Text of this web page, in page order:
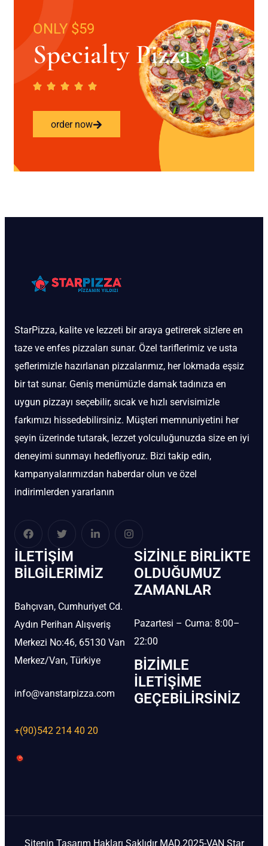
ONLY $59
Specialty Pizza
order now
StarPizza, kalite ve lezzeti bir araya getirerek sizlere en
taze ve enfes pizzaları sunar. Özel tariflerimiz ve usta
şeflerimizle hazırlanan pizzalarımız, her lokmada eşsiz
bir tat sunar. Geniş menümüzle damak tadınıza en
uygun pizzayı seçebilir, sıcak ve hızlı servisimizle
farkımızı hissedebilirsiniz. Müşteri memnuniyetini her
şeyin üzerinde tutarak, lezzet yolculuğunuzda size en iyi
deneyimi sunmayı hedefliyoruz. Bizi takip edin,
kampanyalarımızdan haberdar olun ve özel
indirimlerden yararlanın
İLETIŞIM
BİLGILERIMIZ
Bahçıvan, Cumhuriyet Cd.
Aydın Perihan Alışveriş
Merkezi No:46, 65130 Van
Merkez/Van, Türkiye
info@vanstarpizza.com
+(90)542 214 40 20
SIZINLE BIRLIKTE
OLDUĞUMUZ
ZAMANLAR
Pazartesi – Cuma: 8:00–
22:00
BIZIMLE
İLETIŞIME
GEÇEBILIRSINIZ
Sitenin Tasarım Hakları Saklıdır MAD.2025-VAN Star